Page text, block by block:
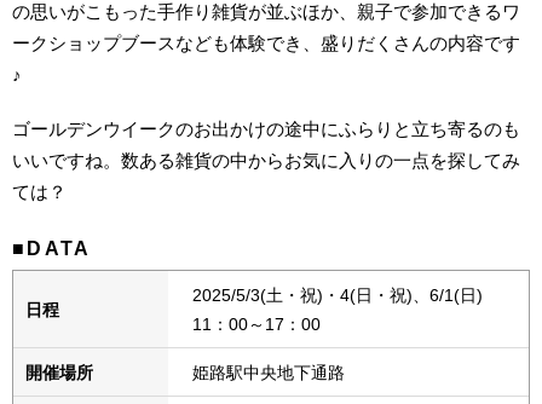
の思いがこもった手作り雑貨が並ぶほか、親子で参加できるワ
ークショップブースなども体験でき、盛りだくさんの内容です
♪
ゴールデンウイークのお出かけの途中にふらりと立ち寄るのも
いいですね。数ある雑貨の中からお気に入りの一点を探してみ
ては？
■DATA
日程
2025/5/3(土・祝)・4(日・祝)、6/1(日)
11：00～17：00
開催場所 姫路駅中央地下通路